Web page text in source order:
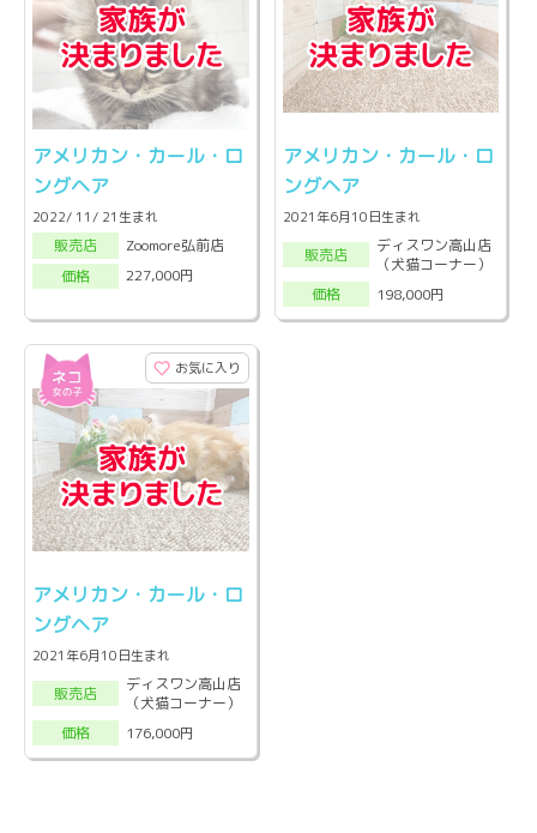
アメリカン・カール・ロ
ングヘア
2022/ 11/ 21生まれ
販売店
Zoomore弘前店
価格
227,000円
アメリカン・カール・ロ
ングヘア
2021年6月10日生まれ
販売店
ディスワン高山店
（犬猫コーナー）
価格
198,000円
お気に入り
アメリカン・カール・ロ
ングヘア
2021年6月10日生まれ
販売店
ディスワン高山店
（犬猫コーナー）
価格
176,000円